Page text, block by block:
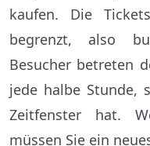
kaufen. Die
begrenzt, also
Besucher betreten
jede halbe Stunde,
Zeitfenster hat.
müssen Sie ein